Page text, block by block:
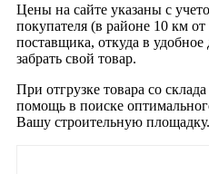
Цены на сайте указаны с
покупателя (в районе 10 км
поставщика, откуда в
забрать свой товар.
При отгрузке товара со склада
помощь в поиске
Вашу строительную площадку.